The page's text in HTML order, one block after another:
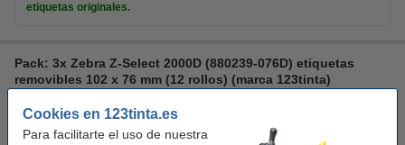
Cookies en 123tinta.es
Para facilitarte el uso de nuestra
etiquetas originales.
Pack: 3x Zebra Z-Select 2000D (880239-076D) etiquetas
removibles 102 x 76 mm (12 rollos) (marca 123tinta)
transferencia térmica directa
etiquetas removibles